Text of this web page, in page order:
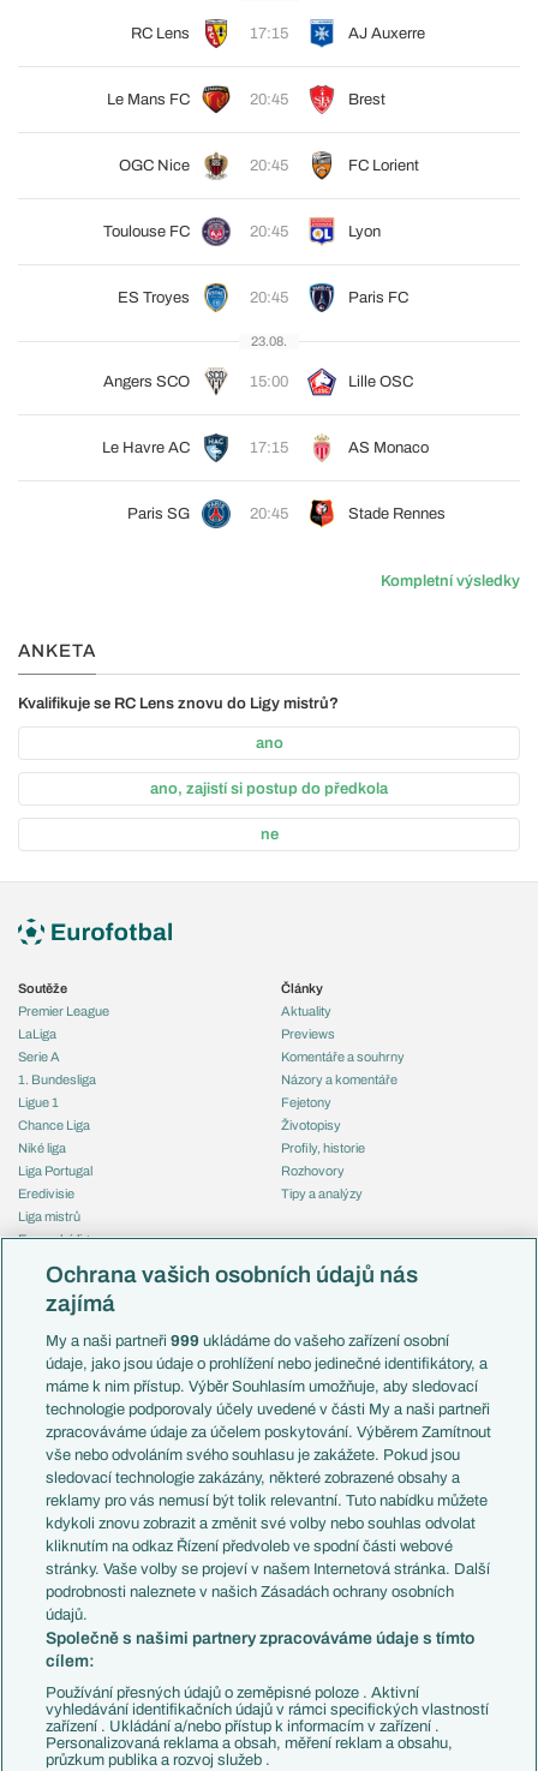
RC Lens 17:15 AJ Auxerre
Le Mans FC 20:45 Brest
OGC Nice 20:45 FC Lorient
Toulouse FC 20:45 Lyon
ES Troyes 20:45 Paris FC
23.08.
Angers SCO 15:00 Lille OSC
Le Havre AC 17:15 AS Monaco
Paris SG 20:45 Stade Rennes
Kompletní výsledky
ANKETA
Kvalifikuje se RC Lens znovu do Ligy mistrů?
ano
ano, zajistí si postup do předkola
ne
Soutěže
Premier League
LaLiga
Serie A
1. Bundesliga
Ligue 1
Chance Liga
Niké liga
Liga Portugal
Eredivisie
Liga mistrů
Evropská liga
Mistrovství světa
Liga národů
Témata
Představení týmů MS
EuroSkauting
PL v kostce
Evropské koeficienty
Přestupy
Přestupové spekulace
Zranění
Kluby
Arsenal FC
Chelsea FC
Manchester United
AC Milán
Juventus FC
Bayern Mnichov
FC Barcelona
Real Madrid
Články
Aktuality
Previews
Komentáře a souhrny
Názory a komentáře
Fejetony
Životopisy
Profily, historie
Rozhovory
Tipy a analýzy
Česko
Francie
Itálie
Německo
Španělsko
Argentina
Brazílie
Přestupy
Zápasy
Livescore
Tipovací soutěž
Ochrana vašich osobních údajů nás
zajímá
My a naši partneři999 ukládáme do vašeho zařízení osobní
údaje, jako jsou údaje o prohlížení nebo jedinečné identifikátory, a
máme k nim přístup. Výběr Souhlasím umožňuje, aby sledovací
technologie podporovaly účely uvedené v části My a naši partneři
zpracováváme údaje za účelem poskytování. Výběrem Zamítnout
vše nebo odvoláním svého souhlasu je zakážete. Pokud jsou
sledovací technologie zakázány, některé zobrazené obsahy a
reklamy pro vás nemusí být tolik relevantní. Tuto nabídku můžete
kdykoli znovu zobrazit a změnit své volby nebo souhlas odvolat
kliknutím na odkaz Řízení předvoleb ve spodní části webové
stránky. Vaše volby se projeví v našem Internetová stránka. Další
podrobnosti naleznete v našich Zásadách ochrany osobních
údajů.
Společně s našimi partnery zpracováváme údaje s tímto
cílem:
Používání přesných údajů o zeměpisné poloze . Aktivní
vyhledávání identifikačních údajů v rámci specifických vlastností
zařízení . Ukládání a/nebo přístup k informacím v zařízení .
Personalizovaná reklama a obsah, měření reklam a obsahu,
průzkum publika a rozvoj služeb .